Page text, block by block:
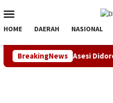
ke
kontenMobile
HOME DAERAH NASIONAL
BreakingNews
SDM, Asesi Didorong